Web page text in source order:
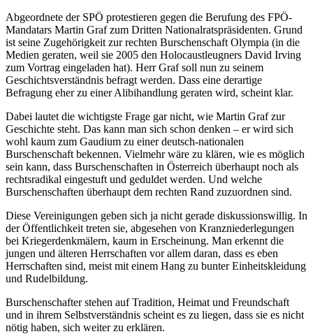
Abgeordnete der SPÖ protestieren gegen die Berufung des FPÖ-
Mandatars Martin Graf zum Dritten Nationalratspräsidenten. Grund
ist seine Zugehörigkeit zur rechten Burschenschaft Olympia (in die
Medien geraten, weil sie 2005 den Holocaustleugners David Irving
zum Vortrag eingeladen hat). Herr Graf soll nun zu seinem
Geschichtsverständnis befragt werden. Dass eine derartige
Befragung eher zu einer Alibihandlung geraten wird, scheint klar.
Dabei lautet die wichtigste Frage gar nicht, wie Martin Graf zur
Geschichte steht. Das kann man sich schon denken – er wird sich
wohl kaum zum Gaudium zu einer deutsch-nationalen
Burschenschaft bekennen. Vielmehr wäre zu klären, wie es möglich
sein kann, dass Burschenschaften in Österreich überhaupt noch als
rechtsradikal eingestuft und geduldet werden. Und welche
Burschenschaften überhaupt dem rechten Rand zuzuordnen sind.
Diese Vereinigungen geben sich ja nicht gerade diskussionswillig. In
der Öffentlichkeit treten sie, abgesehen von Kranzniederlegungen
bei Kriegerdenkmälern, kaum in Erscheinung. Man erkennt die
jungen und älteren Herrschaften vor allem daran, dass es eben
Herrschaften sind, meist mit einem Hang zu bunter Einheitskleidung
und Rudelbildung.
Burschenschafter stehen auf Tradition, Heimat und Freundschaft
und in ihrem Selbstverständnis scheint es zu liegen, dass sie es nicht
nötig haben, sich weiter zu erklären.